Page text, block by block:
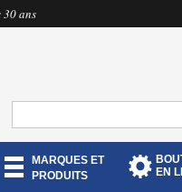
30 ans
MARQUES ET
PRODUITS
EN